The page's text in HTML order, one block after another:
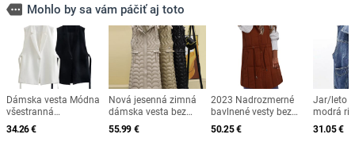
more Mohlo by sa vám páčiť aj toto
Dámska vesta Módna
všestranná
jednofarebná
bezrukávová bunda
34.26€
Nová jesenná zimná
dámska vesta bez
rukávov, teplá
prešívaná bunda, ultra
55.99 €
2023 Nadrozmerné
bavlnené vesty bez
rukávov Dámsky
jesenný/zimný kabát s
50.25€
Jar/leto
modrá
bez
krátky
31.05€